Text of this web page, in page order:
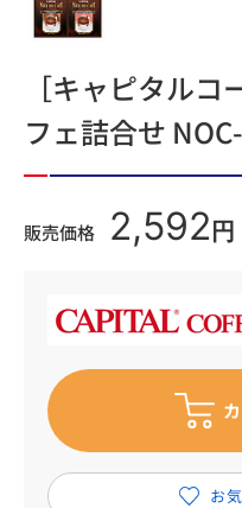
［キャピタル
フェ詰合せ
販売価格 2,592 円